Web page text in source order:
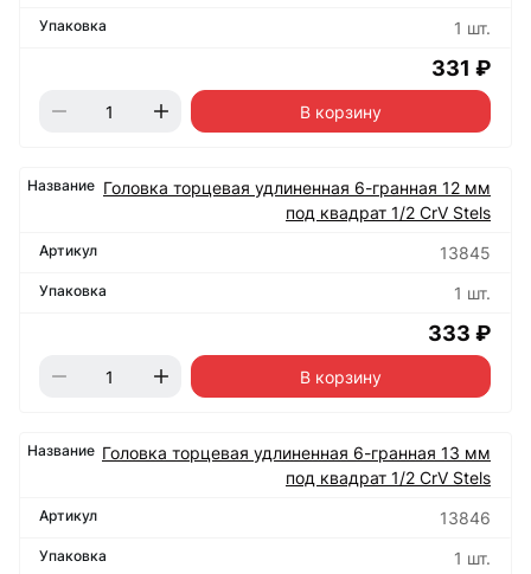
1 шт.
331 ₽
В корзину
Головка торцевая удлиненная 6-гранная 12 мм
под квадрат 1/2 CrV Stels
13845
1 шт.
333 ₽
В корзину
Головка торцевая удлиненная 6-гранная 13 мм
под квадрат 1/2 CrV Stels
13846
1 шт.